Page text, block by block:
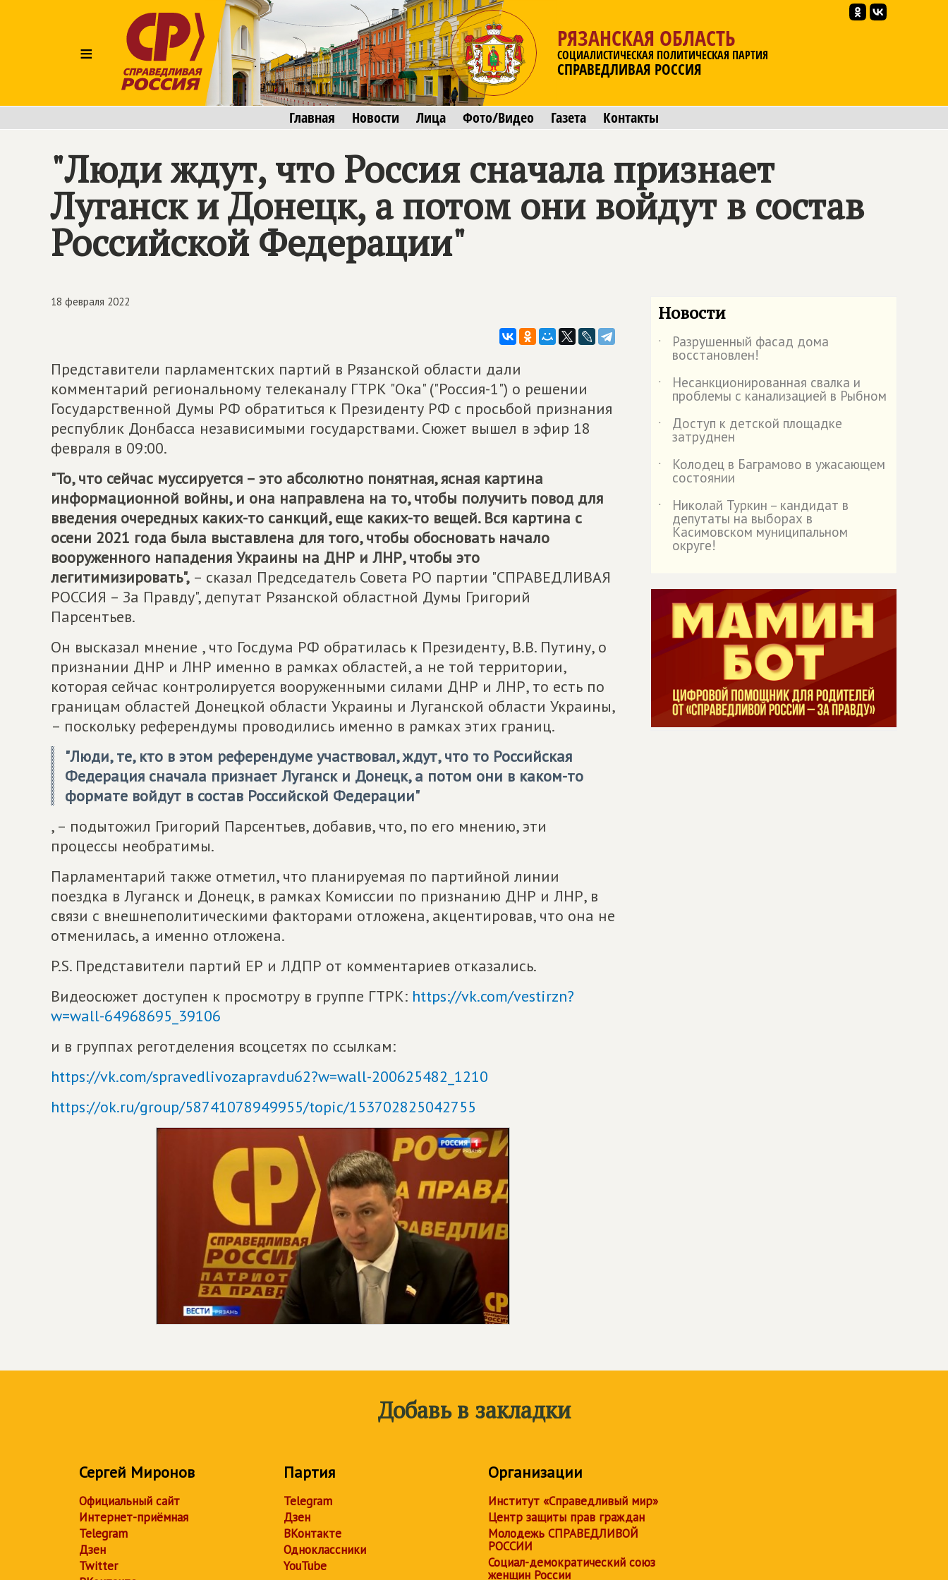
≡
РЯЗАНСКАЯ ОБЛАСТЬ
СОЦИАЛИСТИЧЕСКАЯ ПОЛИТИЧЕСКАЯ ПАРТИЯ
СПРАВЕДЛИВАЯ РОССИЯ
Главная Новости Лица Фото/Видео Газета Контакты
"Люди ждут, что Россия сначала признает
Луганск и Донецк, а потом они войдут в состав
Российской Федерации"
18 февраля 2022
Представители парламентских партий в Рязанской области дали
комментарий региональному телеканалу ГТРК "Ока" ("Россия-1") о решении
Государственной Думы РФ обратиться к Президенту РФ с просьбой признания
республик Донбасса независимыми государствами. Сюжет вышел в эфир 18
февраля в 09:00.
"То, что сейчас муссируется – это абсолютно понятная, ясная картина
информационной войны, и она направлена на то, чтобы получить повод для
введения очередных каких-то санкций, еще каких-то вещей. Вся картина с
осени 2021 года была выставлена для того, чтобы обосновать начало
вооруженного нападения Украины на ДНР и ЛНР, чтобы это
легитимизировать", – сказал Председатель Совета РО партии "СПРАВЕДЛИВАЯ
РОССИЯ – За Правду", депутат Рязанской областной Думы Григорий
Парсентьев.
Он высказал мнение , что Госдума РФ обратилась к Президенту, В.В. Путину, о
признании ДНР и ЛНР именно в рамках областей, а не той территории,
которая сейчас контролируется вооруженными силами ДНР и ЛНР, то есть по
границам областей Донецкой области Украины и Луганской области Украины,
– поскольку референдумы проводились именно в рамках этих границ.
"Люди, те, кто в этом референдуме участвовал, ждут, что то Российская
Федерация сначала признает Луганск и Донецк, а потом они в каком-то
формате войдут в состав Российской Федерации"
, – подытожил Григорий Парсентьев, добавив, что, по его мнению, эти
процессы необратимы.
Парламентарий также отметил, что планируемая по партийной линии
поездка в Луганск и Донецк, в рамках Комиссии по признанию ДНР и ЛНР, в
связи с внешнеполитическими факторами отложена, акцентировав, что она не
отменилась, а именно отложена.
P.S. Представители партий ЕР и ЛДПР от комментариев отказались.
Видеосюжет доступен к просмотру в группе ГТРК: https://vk.com/vestirzn?
w=wall-64968695_39106
и в группах реготделения всоцсетях по ссылкам:
https://vk.com/spravedlivozapravdu62?w=wall-200625482_1210
https://ok.ru/group/58741078949955/topic/153702825042755
Новости
˙ Разрушенный фасад дома
восстановлен!
˙
Несанкционированная свалка и
проблемы с канализацией в Рыбном
˙
Доступ к детской площадке
затруднен
˙
Колодец в Баграмово в ужасающем
состоянии
˙
Николай Туркин – кандидат в
депутаты на выборах в
Касимовском муниципальном
округе!
Добавь в закладки
Сергей Миронов
Официальный сайт
Интернет-приёмная
Telegram
Дзен
Twitter
Партия
Telegram
Дзен
ВКонтакте
Одноклассники
YouTube
Организации
Институт «Справедливый мир»
Центр защиты прав граждан
Молодежь СПРАВЕДЛИВОЙ
РОССИИ
Социал-демократический союз
женщин России